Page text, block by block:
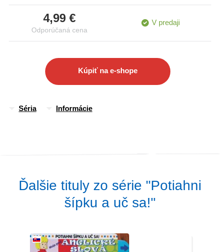
4,99 €
Odporúčaná cena
V predaji
Kúpiť na e-shope
Séria Informácie
Ďalšie tituly zo série "Potiahni
šípku a uč sa!"